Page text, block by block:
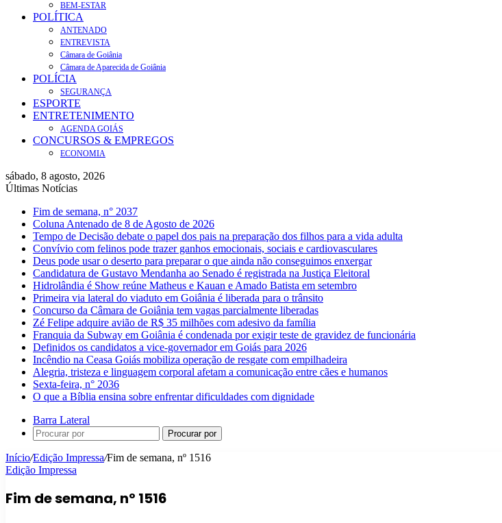
BEM-ESTAR
POLÍTICA
ANTENADO
ENTREVISTA
Câmara de Goiânia
Câmara de Aparecida de Goiânia
POLÍCIA
SEGURANÇA
ESPORTE
ENTRETENIMENTO
AGENDA GOIÁS
CONCURSOS & EMPREGOS
ECONOMIA
sábado, 8 agosto, 2026
Últimas Notícias
Fim de semana, n° 2037
Coluna Antenado de 8 de Agosto de 2026
Tempo de Decisão debate o papel dos pais na preparação dos filhos para a vida adulta
Convívio com felinos pode trazer ganhos emocionais, sociais e cardiovasculares
Deus pode usar o deserto para preparar o que ainda não conseguimos enxergar
Candidatura de Gustavo Mendanha ao Senado é registrada na Justiça Eleitoral
Hidrolândia é Show reúne Matheus e Kauan e Amado Batista em setembro
Primeira via lateral do viaduto em Goiânia é liberada para o trânsito
Concurso da Câmara de Goiânia tem vagas parcialmente liberadas
Zé Felipe adquire avião de R$ 35 milhões com adesivo da família
Franquia da Subway em Goiânia é condenada por exigir teste de gravidez de funcionária
Definidos os candidatos a vice-governador em Goiás para 2026
Incêndio na Ceasa Goiás mobiliza operação de resgate com empilhadeira
Alegria, tristeza e linguagem corporal afetam a comunicação entre cães e humanos
Sexta-feira, n° 2036
O que a Bíblia ensina sobre enfrentar dificuldades com dignidade
Barra Lateral
Procurar por
Início/Edição Impressa/Fim de semana, nº 1516
Edição Impressa
Fim de semana, nº 1516